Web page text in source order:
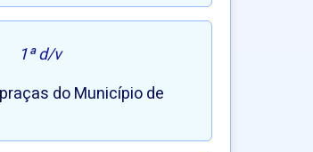
1ª d/v
do Município de